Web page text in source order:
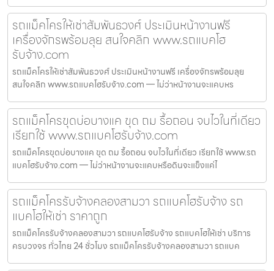
รถแม็คโครให้เช่าสัมพันธวงศ์ ประเมินหน้างานฟรี
เครื่องจักรพร้อมลุย สนใจคลิก www.รถแบคโฮ
รับจ้าง.com
รถแม็คโครให้เช่าสัมพันธวงศ์ ประเมินหน้างานฟรี เครื่องจักรพร้อมลุย
สนใจคลิก www.รถแบคโฮรับจ้าง.com — ไม่ว่าหน้างานจะแคบหร
รถแม็คโครขุดบ่อบางแค ขุด ถม รื้อถอน จบไวในที่เดียว
เรียกใช้ www.รถแบคโฮรับจ้าง.com
รถแม็คโครขุดบ่อบางแค ขุด ถม รื้อถอน จบไวในที่เดียว เรียกใช้ www.รถ
แบคโฮรับจ้าง.com — ไม่ว่าหน้างานจะแคบหรือดินจะแข็งแค่ไ
รถแม็คโครรับจ้างคลองสามวา รถแบคโฮรับจ้าง รถ
แบคโฮให้เช่า ราคาถูก
รถแม็คโครรับจ้างคลองสามวา รถแบคโฮรับจ้าง รถแบคโฮให้เช่า บริการ
ครบวงจร ทั่วไทย 24 ชั่วโมง รถแม็คโครรับจ้างคลองสามวา รถแบค